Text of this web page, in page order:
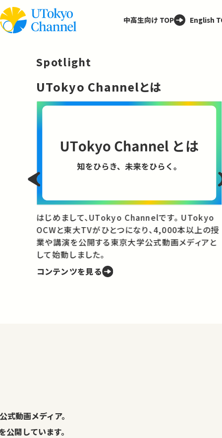
中高生向け TOP English
Spotlight
UTokyo Channelとは
はじめまして、UTokyo Channelです。 UTokyo
OCWと東大TVがひとつになり、4,000本以上の授
業や講演を公開する東京大学公式動画メディアと
して始動しました。
コンテンツを見る
式動画メディア。
開しています。